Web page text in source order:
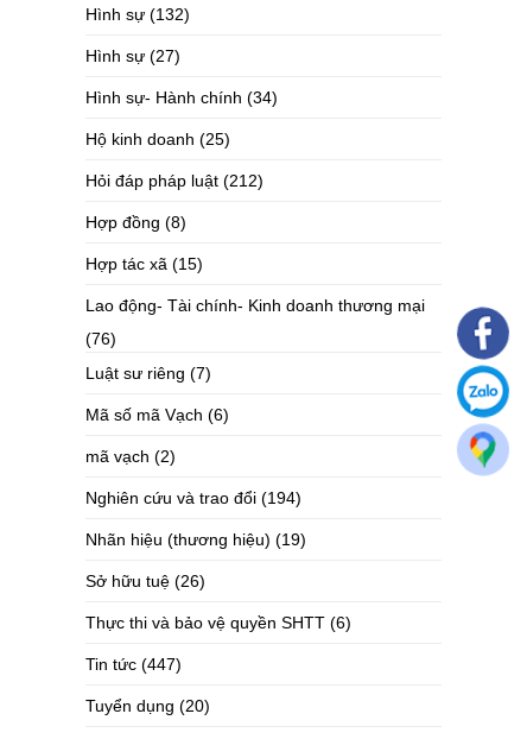
Hình sự (132)
Hình sự (27)
Hình sự- Hành chính (34)
Hộ kinh doanh (25)
Hỏi đáp pháp luật (212)
Hợp đồng (8)
Hợp tác xã (15)
Lao động- Tài chính- Kinh doanh thương mại
(76)
Luật sư riêng (7)
Mã số mã Vạch (6)
mã vạch (2)
Nghiên cứu và trao đổi (194)
Nhãn hiệu (thương hiệu) (19)
Sở hữu tuệ (26)
Thực thi và bảo vệ quyền SHTT (6)
Tin tức (447)
Tuyển dụng (20)